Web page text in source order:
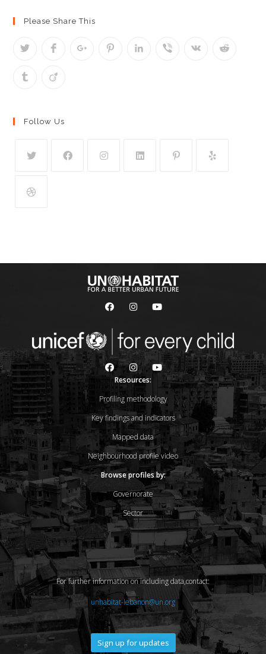
Please Share This
Follow Us
Resources:
Profiling methodology
Key findings and indicators
Mapped data
Neighbourhood profile video
Browse profiles by:
Governorate
Sector
For further information on including data,contact:
unhabitat-lebanon@un.org
Sign up for updates